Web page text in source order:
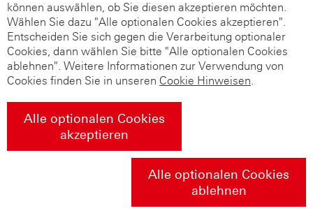
können auswählen, ob Sie diesen akzeptieren möchten.
Wählen Sie dazu "Alle optionalen Cookies akzeptieren".
Entscheiden Sie sich gegen die Verarbeitung optionaler
Cookies, dann wählen Sie bitte "Alle optionalen Cookies
ablehnen". Weitere Informationen zur Verwendung von
Cookies finden Sie in unseren Cookie Hinweisen.
Alle optionalen Cookies
akzeptieren
Alle optionalen Cookies
ablehnen